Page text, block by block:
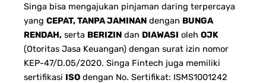
Singa bisa mengajukan pinjaman daring terpercaya
yang CEPAT, TANPA JAMINAN dengan BUNGA
RENDAH, serta BERIZIN dan DIAWASI oleh OJK
(Otoritas Jasa Keuangan) dengan surat izin nomor
KEP-47/D.05/2020. Singa Fintech juga memiliki
sertifikasi ISO dengan No. Sertifikat: ISMS1001242